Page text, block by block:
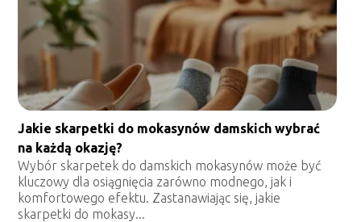
Jakie skarpetki do mokasynów damskich wybrać
na każdą okazję?
Wybór skarpetek do damskich mokasynów może być
kluczowy dla osiągnięcia zarówno modnego, jak i
komfortowego efektu. Zastanawiając się, jakie
skarpetki do mokasy...